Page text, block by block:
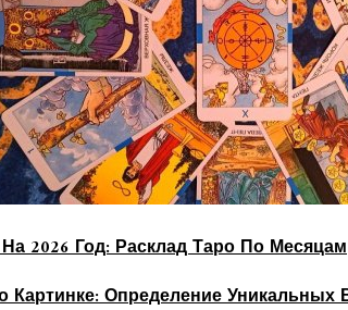
2026 Год: Расклад Таро По Месяцам